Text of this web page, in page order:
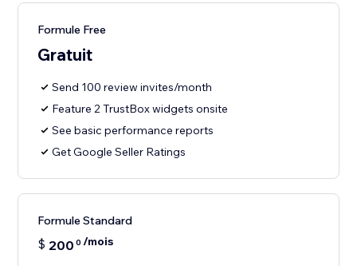
Formule Free
Gratuit
Send 100 review invites/month
Feature 2 TrustBox widgets onsite
See basic performance reports
Get Google Seller Ratings
Formule Standard
$ 200 0 /mois